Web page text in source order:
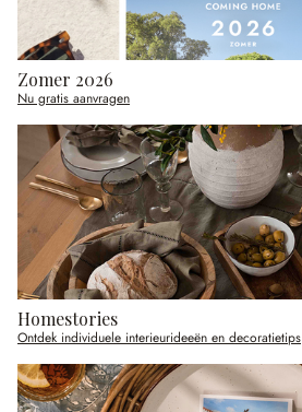
Zomer 2026
Nu gratis aanvragen
Homestories
Ontdek individuele interieurideeën en decoratietips